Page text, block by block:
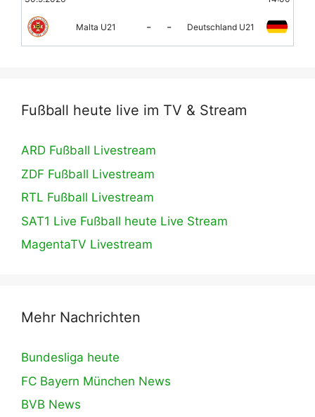
Malta U21 - - Deutschland U21
Fußball heute live im TV & Stream
ARD Fußball Livestream
ZDF Fußball Livestream
RTL Fußball Livestream
SAT1 Live Fußball heute Live Stream
MagentaTV Livestream
Mehr Nachrichten
Bundesliga heute
FC Bayern München News
BVB News